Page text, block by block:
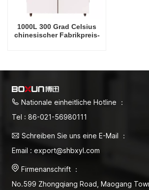
1000L 300 Grad Celsius
chinesischer Fabrikpreis-
Nationale einheitliche Hotline ：
Tel : 86-021-56980111
Schreiben Sie uns eine E-Mail ：
Email : export@shbxyl.com
Firmenanschrift ：
No.599 Zhongqiang Road, Maogang